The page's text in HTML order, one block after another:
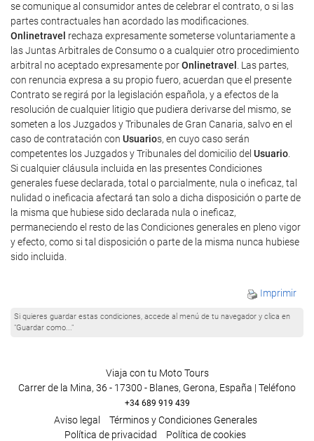
se comunique al consumidor antes de celebrar el contrato, o si las
partes contractuales han acordado las modificaciones.
Onlinetravel rechaza expresamente someterse voluntariamente a
las Juntas Arbitrales de Consumo o a cualquier otro procedimiento
arbitral no aceptado expresamente porOnlinetravel . Las partes,
con renuncia expresa a su propio fuero, acuerdan que el presente
Contrato se regirá por la legislación española, y a efectos de la
resolución de cualquier litigio que pudiera derivarse del mismo, se
someten a los Juzgados y Tribunales de Gran Canaria, salvo en el
caso de contratación con Usuarios, en cuyo caso serán
competentes los Juzgados y Tribunales del domicilio del Usuario.
Si cualquier cláusula incluida en las presentes Condiciones
generales fuese declarada, total o parcialmente, nula o ineficaz, tal
nulidad o ineficacia afectará tan solo a dicha disposición o parte de
la misma que hubiese sido declarada nula o ineficaz,
permaneciendo el resto de las Condiciones generales en pleno vigor
y efecto, como si tal disposición o parte de la misma nunca hubiese
sido incluida.
Imprimir
Si quieres guardar estas condiciones, accede al menú de tu navegador y clica en
"Guardar como..."
Viaja con tu Moto Tours
Carrer de la Mina, 36 - 17300 - Blanes, Gerona, España | Teléfono
+34 689 919 439
Aviso legal
Términos y Condiciones Generales
Política de privacidad
Política de cookies